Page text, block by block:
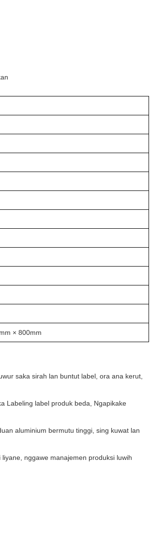
× 800mm
saka sirah lan buntut label, ora ana kerut,
Labeling label produk beda, Ngapikake
aluminium bermutu tinggi, sing kuwat lan
nggawe manajemen produksi luwih